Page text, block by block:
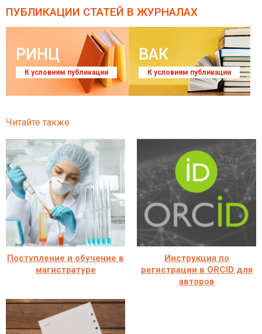
ПУБЛИКАЦИИ СТАТЕЙ В ЖУРНАЛАХ
РИНЦ
К условиям публикации
ВАК
К условиям публикации
Читайте также
Поступление и обучение в
магистратуре
Инструкция по
регистрации в ORCID для
авторов